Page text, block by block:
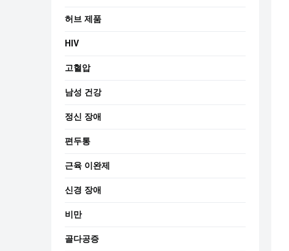
허브 제품
HIV
고혈압
남성 건강
정신 장애
편두통
근육 이완제
신경 장애
비만
골다공증